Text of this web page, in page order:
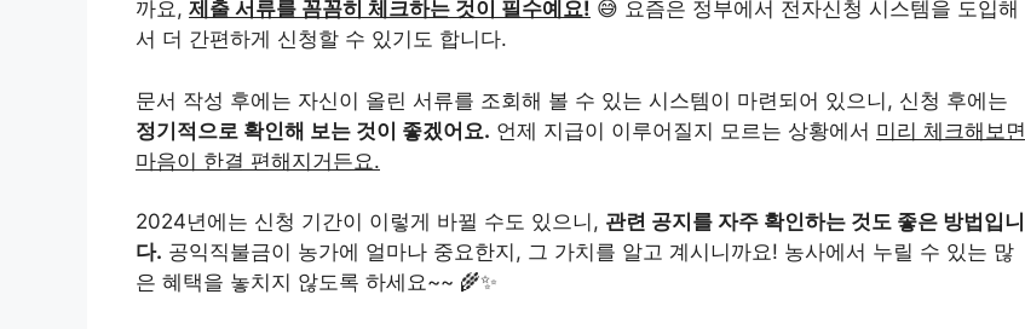
까요, 제출 서류를 꼼꼼히 체크하는 것이 필수예요! 😅 요즘은 정부에서 전자신청 시스템을 도입해
서 더 간편하게 신청할 수 있기도 합니다.
문서 작성 후에는 자신이 올린 서류를 조회해 볼 수 있는 시스템이 마련되어 있으니, 신청 후에는
정기적으로 확인해 보는 것이 좋겠어요. 언제 지급이 이루어질지 모르는 상황에서 미리 체크해보면
마음이 한결 편해지거든요.
2024년에는 신청 기간이 이렇게 바뀔 수도 있으니, 관련 공지를 자주 확인하는 것도 좋은 방법입니
다. 공익직불금이 농가에 얼마나 중요한지, 그 가치를 알고 계시니까요! 농사에서 누릴 수 있는 많
은 혜택을 놓치지 않도록 하세요~~ 🌾✨